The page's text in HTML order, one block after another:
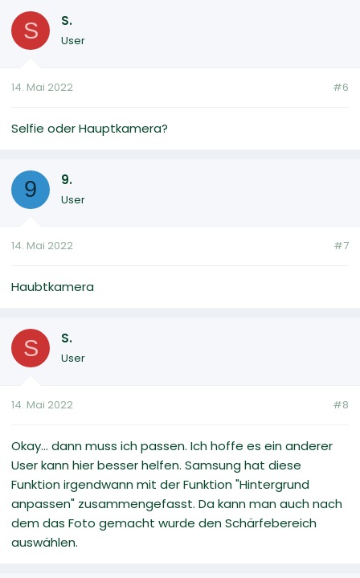
S S.
User
14. Mai 2022 #6
Selfie oder Hauptkamera?
9 9.
User
14. Mai 2022 #7
Haubtkamera
S S.
User
14. Mai 2022 #8
Okay... dann muss ich passen. Ich hoffe es ein anderer
User kann hier besser helfen. Samsung hat diese
Funktion irgendwann mit der Funktion "Hintergrund
anpassen" zusammengefasst. Da kann man auch nach
dem das Foto gemacht wurde den Schärfebereich
auswählen.